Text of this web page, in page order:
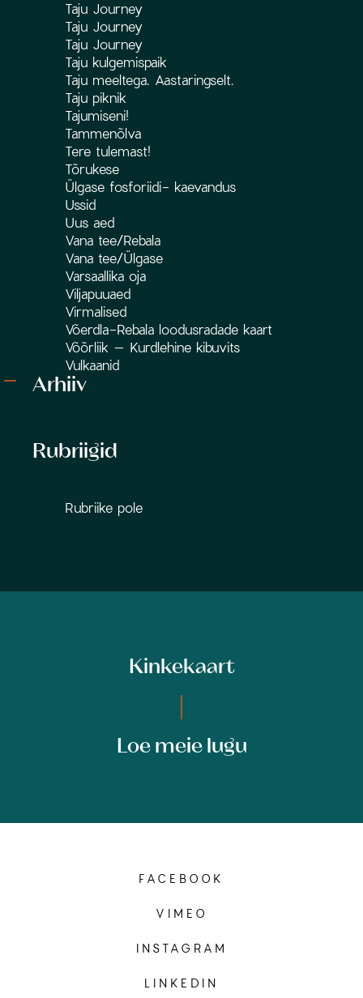
Taju Journey
Taju Journey
Taju Journey
Taju kulgemispaik
Taju meeltega. Aastaringselt.
Taju piknik
Tajumiseni!
Tammenõlva
Tere tulemast!
Tõrukese
Ülgase fosforiidi- kaevandus
Ussid
Uus aed
Vana tee/Rebala
Vana tee/Ülgase
Varsaallika oja
Viljapuuaed
Virmalised
Võerdla-Rebala loodusradade kaart
Võõrliik – Kurdlehine kibuvits
Vulkaanid
Arhiiv
Rubriigid
Rubriike pole
Kinkekaart
Loe meie lugu
FACEBOOK
VIMEO
INSTAGRAM
LINKEDIN